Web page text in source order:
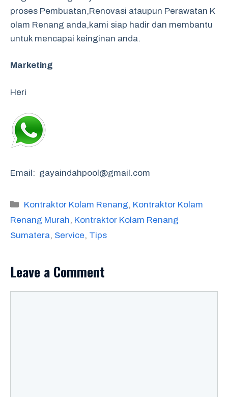
proses Pembuatan,Renovasi ataupun Perawatan K
olam Renang anda,kami siap hadir dan membantu
untuk mencapai keinginan anda.
Marketing
Heri
Email: gayaindahpool@gmail.com
Categories
Kontraktor Kolam Renang, Kontraktor Kolam
Renang Murah, Kontraktor Kolam Renang
Sumatera, Service, Tips
Leave a Comment